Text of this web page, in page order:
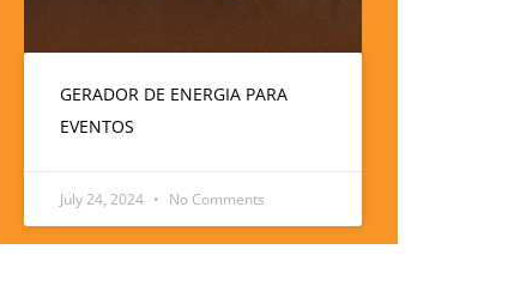
GERADOR DE ENERGIA PARA
EVENTOS
July 24, 2024 No Comments